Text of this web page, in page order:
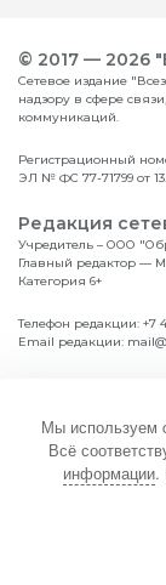
© 2017 — 2026
Сетевое издание
надзору в сфере
коммуникаций.
Регистрационный
ЭЛ № ФС 77-71799 от
Редакция
Учредитель – ООО
Главный редактор —
Категория 6+
Телефон редакции: +7
Email редакции:
Дошкольникам
Школьникам
Студентам
Политика
Соглашение об
Мы используем
Всё
информации.